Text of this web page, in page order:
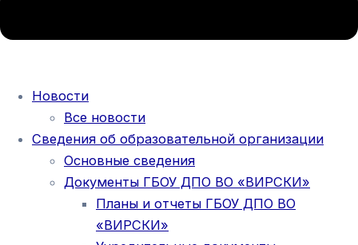
Новости
Все новости
Сведения об образовательной организации
Основные сведения
Документы ГБОУ ДПО ВО «ВИРСКИ»
Планы и отчеты ГБОУ ДПО ВО
«ВИРСКИ»